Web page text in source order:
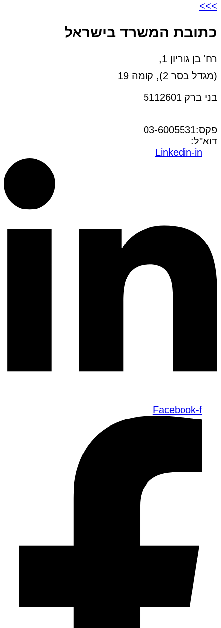
>>>
כתובת המשרד בישראל
רח' בן גוריון 1,
(מגדל בסר 2), קומה 19
בני ברק 5112601
פקס:03-6005531
דוא"ל:
Linkedin-in
Facebook-f